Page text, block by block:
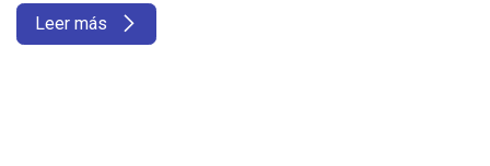
Leer más